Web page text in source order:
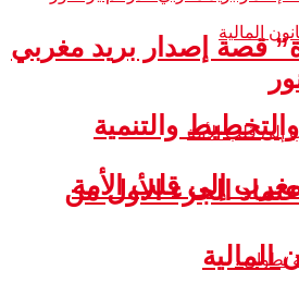
والتنمية
الجزء الأول من
قصة إصدار بريد مغربي
إلى قلب الأمة